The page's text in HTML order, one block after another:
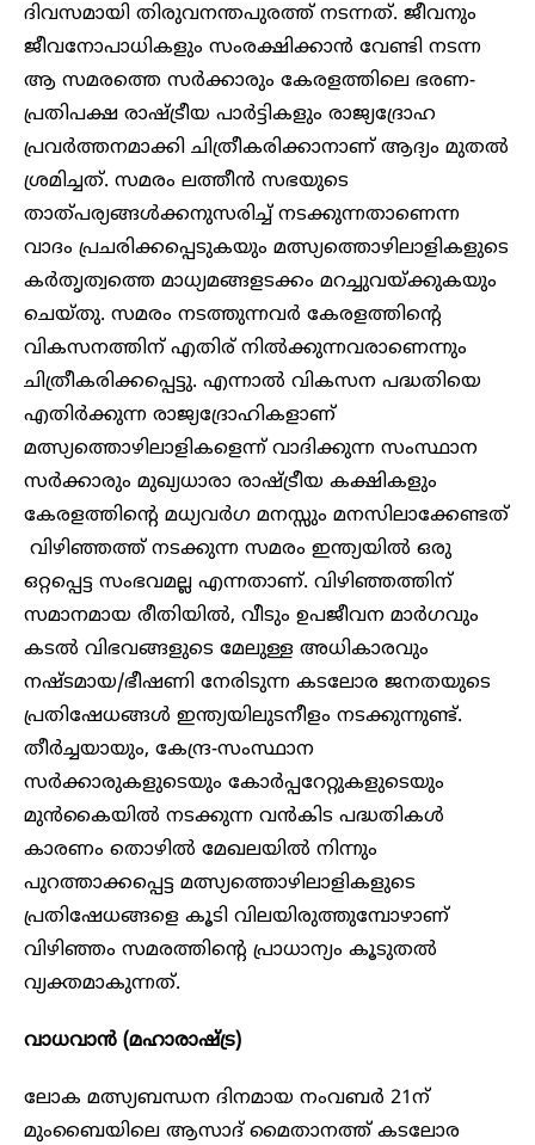
ദിവസമായി തിരുവനന്തപുരത്ത് നടന്നത്. ജീവനും
ജീവനോപാധികളും സംരക്ഷിക്കാൻ വേണ്ടി നടന്ന
ആ സമരത്തെ സർക്കാരും കേരളത്തിലെ ഭരണ-
പ്രതിപക്ഷ രാഷ്ട്രീയ പാർട്ടികളും രാ‍ജ്യദ്രോഹ
പ്രവർത്തനമാക്കി ചിത്രീകരിക്കാനാണ് ആദ്യം മുതൽ
ശ്രമിച്ചത്. സമരം ലത്തീൻ സഭയുടെ
താത്പര്യങ്ങൾക്കനുസരിച്ച് നടക്കുന്നതാണെന്ന
വാദം പ്രചരിക്കപ്പെടുകയും മത്സ്യത്തൊഴിലാളികളുടെ
കര്‍തൃത്വത്തെ മാധ്യമങ്ങളടക്കം മറച്ചുവയ്ക്കുകയും
ചെയ്തു. സമരം നടത്തുന്നവർ കേരളത്തിന്റെ
വികസനത്തിന് എതിര് നിൽക്കുന്നവരാണെന്നും
ചിത്രീകരിക്കപ്പെട്ടു. എന്നാൽ വികസന പദ്ധതിയെ
എതിർക്കുന്ന രാജ്യദ്രോഹികളാണ്
മത്സ്യത്തൊഴിലാളികളെന്ന് വാദിക്കുന്ന സംസ്ഥാന
സർക്കാരും മുഖ്യധാരാ രാഷ്ട്രീയ കക്ഷികളും
കേരളത്തിന്റെ മധ്യവർഗ മനസ്സും മനസിലാക്കേണ്ടത്
വിഴിഞ്ഞത്ത് നടക്കുന്ന സമരം ഇന്ത്യയിൽ ഒരു
ഒറ്റപ്പെട്ട സംഭവമല്ല എന്നതാണ്. വിഴിഞ്ഞത്തിന്
സമാനമായ രീതിയിൽ, വീടും ഉപജീവന മാർഗവും
കടൽ വിഭവങ്ങളുടെ മേലുള്ള അധികാരവും
നഷ്ടമായ/ഭീഷണി നേരിടുന്ന കടലോര ജനതയുടെ
പ്രതിഷേധങ്ങൾ ഇന്ത്യയിലുടനീളം നടക്കുന്നുണ്ട്.
തീർച്ചയായും, കേന്ദ്ര-സംസ്ഥാന
സർക്കാരുകളുടെയും കോർപ്പറേറ്റുകളുടെയും
മുൻകൈയിൽ നടക്കുന്ന വൻകിട പദ്ധതികൾ
കാരണം തൊഴിൽ മേഖലയിൽ നിന്നും
പുറത്താക്കപ്പെട്ട മത്സ്യത്തൊഴിലാളികളുടെ
പ്രതിഷേധങ്ങളെ കൂടി വിലയിരുത്തുമ്പോഴാണ്
വിഴിഞ്ഞം സമരത്തിന്റെ പ്രാധാന്യം കൂടുതൽ
വ്യക്തമാകുന്നത്.
വാധവാൻ (മഹാരാഷ്ട്ര)
ലോക മത്സ്യബന്ധന ദിനമായ നംവബർ 21ന്
മുംബൈയിലെ ആസാദ് മൈതാനത്ത് കടലോര